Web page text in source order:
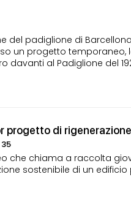
del padiglione di
un progetto temporaneo,
davanti al Padiglione del
progetto di rigenerazione
che chiama a raccolta
sostenibile di un